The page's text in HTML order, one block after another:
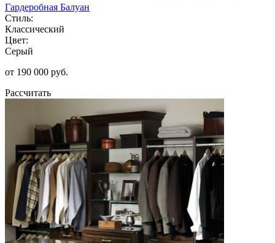
Гардеробная Балуан
Стиль:
Классический
Цвет:
Серый
от 190 000 руб.
Рассчитать